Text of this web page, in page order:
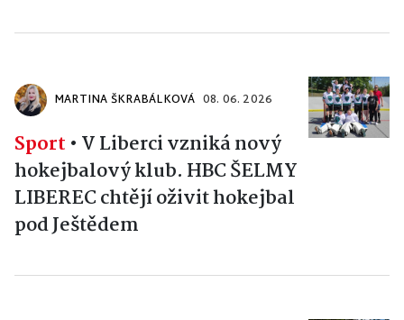
MARTINA ŠKRABÁLKOVÁ 08. 06. 2026
Sport • V Liberci vzniká nový
hokejbalový klub. HBC ŠELMY
LIBEREC chtějí oživit hokejbal
pod Ještědem